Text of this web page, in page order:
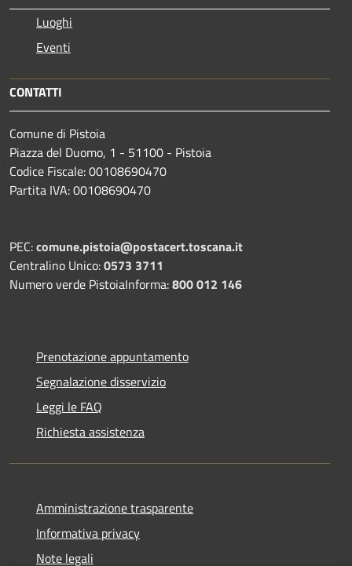
Luoghi
Eventi
CONTATTI
Comune di Pistoia
Piazza del Duomo, 1 - 51100 - Pistoia
Codice Fiscale: 00108690470
Partita IVA: 00108690470
PEC:comune.pistoia@postacert.toscana.it
Centralino Unico:0573 3711
Numero verde PistoiaInforma:800 012 146
Prenotazione appuntamento
Segnalazione disservizio
Leggi le FAQ
Richiesta assistenza
Amministrazione trasparente
Informativa privacy
Note legali